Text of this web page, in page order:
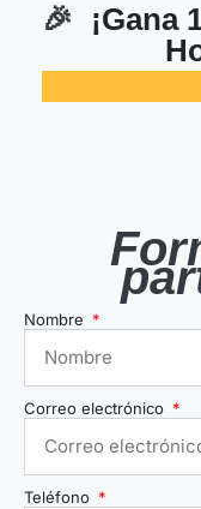
🎉
¡Gana
Nombre
Correo electrónico
Teléfono